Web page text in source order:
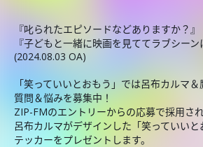
『叱られたエピソードなどありますか？』
『子どもと一緒に映画を見ててラブシーン
(2024.08.03 OA)
「笑っていいとおもう」では呂布カルマ
質問＆悩みを募集中！
ZIP-FMのエントリーからの応募で採用さ
呂布カルマがデザインした「笑っていい
テッカーをプレゼントします。